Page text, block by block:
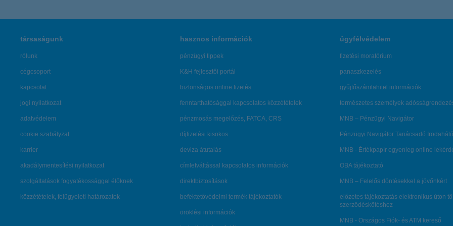
társaságunk
rólunk
cégcsoport
kapcsolat
jogi nyilatkozat
adatvédelem
cookie szabályzat
karrier
akadálymentesítési nyilatkozat
szolgáltatások fogyatékossággal élőknek
közzétételek, felügyeleti határozatok
hasznos információk
pénzügyi tippek
K&H fejlesztői portál
biztonságos online fizetés
fenntarthatósággal kapcsolatos közzétételek
pénzmosás megelőzés, FATCA, CRS
díjfizetési kisokos
deviza átutalás
címletváltással kapcsolatos információk
direktbiztosítások
befektetővédelmi termék tájékoztatók
öröklési információk
ügyfélvédelem
fizetési moratórium
panaszkezelés
gyűjtőszámlahitel információk
természetes személyek
MNB – Pénzügyi Navigátor
Pénzügyi Navigátor Tanácsadó
MNB - Értékpapír egyenleg online
OBA tájékoztató
MNB – Felelős döntésekkel a jövőnkért
előzetes tájékoztatás elektronikus úton
szerződéskötéshez
MNB - Országos Fiók- és ATM kereső